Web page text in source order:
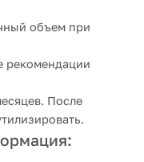
объем при
рекомендации
После